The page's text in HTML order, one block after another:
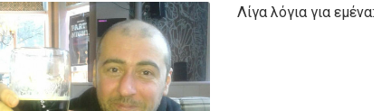
Λίγα λόγια για εμένα: